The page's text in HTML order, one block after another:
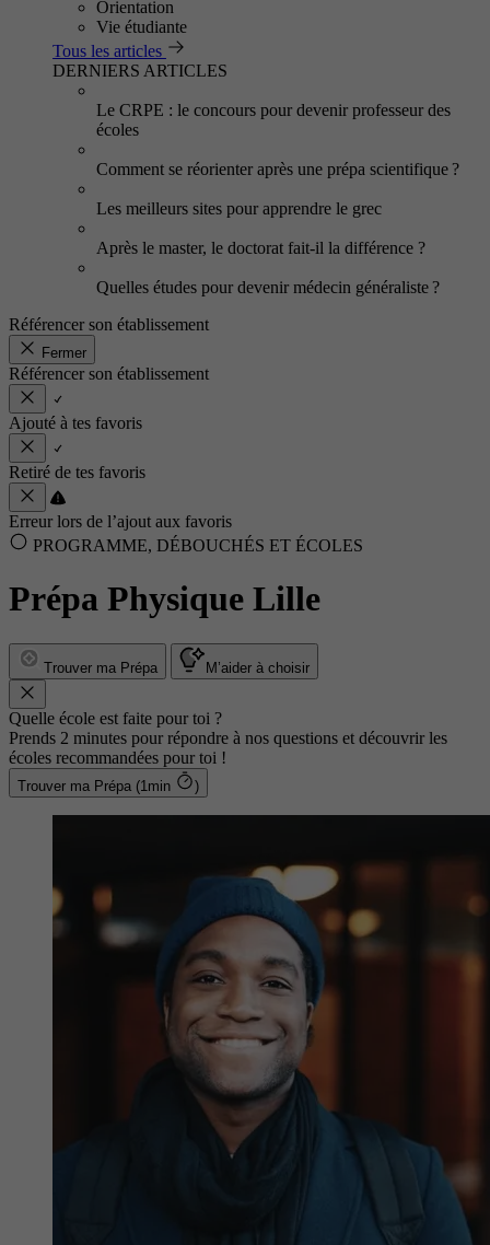
Orientation
Vie étudiante
Tous les articles
DERNIERS ARTICLES
Le CRPE : le concours pour devenir professeur des
écoles
Comment se réorienter après une prépa scientifique ?
Les meilleurs sites pour apprendre le grec
Après le master, le doctorat fait-il la différence ?
Quelles études pour devenir médecin généraliste ?
Référencer son établissement
Fermer
Référencer son établissement
Ajouté à tes favoris
Retiré de tes favoris
Erreur lors de l’ajout aux favoris
PROGRAMME, DÉBOUCHÉS ET ÉCOLES
Prépa Physique Lille
Trouver ma Prépa M’aider à choisir
Quelle école est faite pour toi ?
Prends 2 minutes pour répondre à nos questions et découvrir les
écoles recommandées pour toi !
Trouver ma Prépa (1min )